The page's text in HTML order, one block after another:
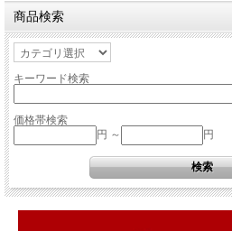
商品検索
キーワード検索
価格帯検索
円 ～
円